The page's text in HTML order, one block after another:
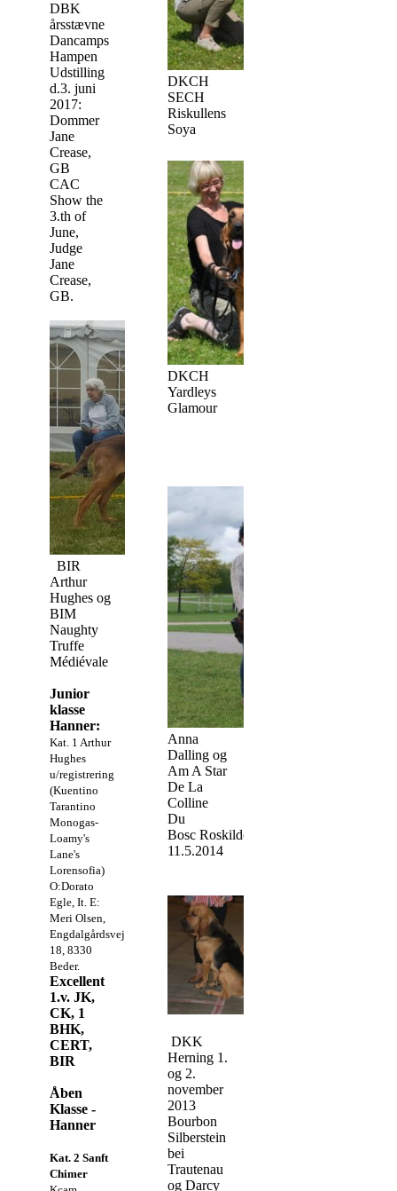
DBK
årsstævne
Dancamps
Hampen
Udstilling
d.3. juni
2017:
Dommer
Jane
Crease,
GB
CAC
Show the
3.th of
June,
Judge
Jane
Crease,
GB.
BIR
Arthur
Hughes og
BIM
Naughty
Truffe
Médiévale
Junior
klasse
Hanner:
Kat. 1 Arthur
Hughes
u/registrering
(Kuentino
Tarantino
Monogas-
Loamy's
Lane's
Lorensofia)
O:Dorato
Egle, It. E:
Meri Olsen,
Engdalgårdsvej
18, 8330
Beder.
Excellent
1.v. JK,
CK, 1
BHK,
CERT,
BIR
Åben
Klasse -
Hanner
Kat. 2 Sanft
Chimer
DKCH
SECH
Riskullens
Soya
DKCH
Yardleys
Glamour
Anna
Dalling og
Am A Star
De La
Colline
Du
Bosc Roskilde
11.5.2014
DKK
Herning 1.
og 2.
november
2013
Bourbon
Silberstein
bei
Trautenau
og Darcy